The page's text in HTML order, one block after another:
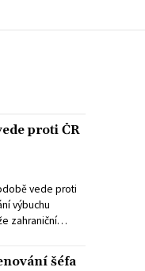
proti ČR
vede proti
výbuchu
zahraniční
šéfa